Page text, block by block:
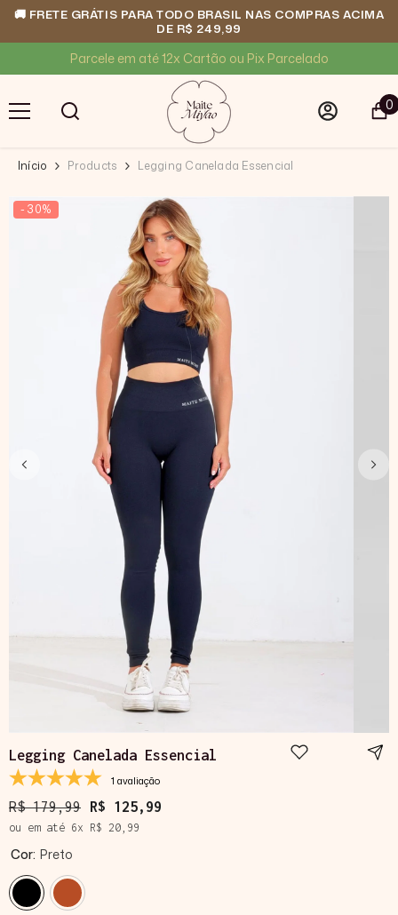
🚚 FRETE GRÁTIS PARA TODO BRASIL NAS COMPRAS ACIMA
DE R$ 249,99
Parcele em até 12x Cartão ou Pix Parcelado
00
Início Products Legging Canelada Essencial
- 30%
Legging Canelada Essencial
1 avaliação
R$ 179,99 R$ 125,99
ou em até 6x R$ 20,99
Cor: Preto